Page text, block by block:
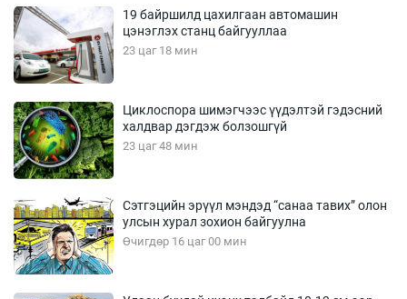
19 байршилд цахилгаан автомашин
цэнэглэх станц байгууллаа
23 цаг 18 мин
Циклоспора шимэгчээс үүдэлтэй гэдэсний
халдвар дэгдэж болзошгүй
23 цаг 48 мин
Сэтгэцийн эрүүл мэндэд “санаа тавих” олон
улсын хурал зохион байгуулна
Өчигдөр 16 цаг 00 мин